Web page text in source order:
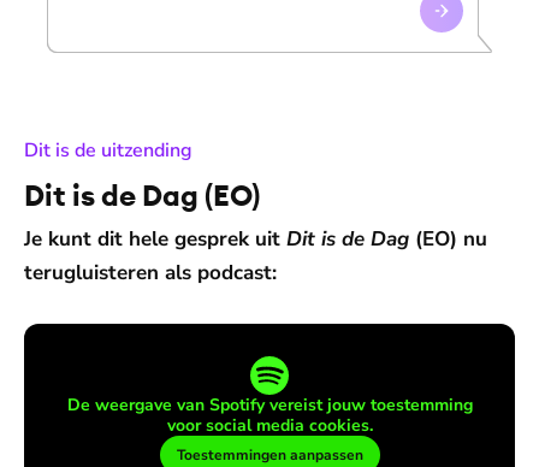
Dit is de uitzending
Dit is de Dag (EO)
Je kunt dit hele gesprek uit Dit is de Dag (EO) nu
terugluisteren als podcast:
De weergave van Spotify vereist jouw toestemming
voor social media cookies.
Toestemmingen aanpassen